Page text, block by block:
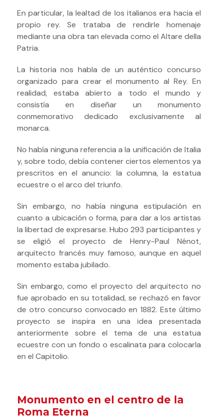
En particular, la lealtad de los italianos era hacia el
propio rey. Se trataba de rendirle homenaje
mediante una obra tan elevada como el Altare della
Patria.
La historia nos habla de un auténtico concurso
organizado para crear el monumento al Rey. En
realidad, estaba abierto a todo el mundo y
consistía en diseñar un monumento
conmemorativo dedicado exclusivamente al
monarca.
No había ninguna referencia a la unificación de Italia
y, sobre todo, debía contener ciertos elementos ya
prescritos en el anuncio: la columna, la estatua
ecuestre o el arco del triunfo.
Sin embargo, no había ninguna estipulación en
cuanto a ubicación o forma, para dar a los artistas
la libertad de expresarse. Hubo 293 participantes y
se eligió el proyecto de Henry-Paul Nénot,
arquitecto francés muy famoso, aunque en aquel
momento estaba jubilado.
Sin embargo, como el proyecto del arquitecto no
fue aprobado en su totalidad, se rechazó en favor
de otro concurso convocado en 1882.Este último
proyecto se inspira en una idea presentada
anteriormente sobre el tema de una estatua
ecuestre con un fondo o escalinata para colocarla
en el Capitolio.
Monumento en el centro de la
Roma Eterna